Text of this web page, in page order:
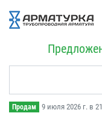
Продам 9 июля 2026 г. в